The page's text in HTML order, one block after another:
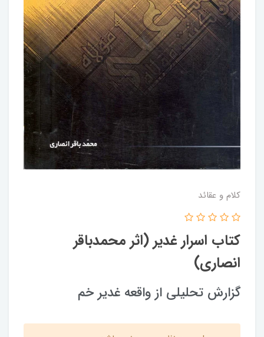
کلام و عقائد
کتاب اسرار غدیر (اثر محمدباقر
انصاری)
گزارش تحلیلی از واقعه غدیر خم